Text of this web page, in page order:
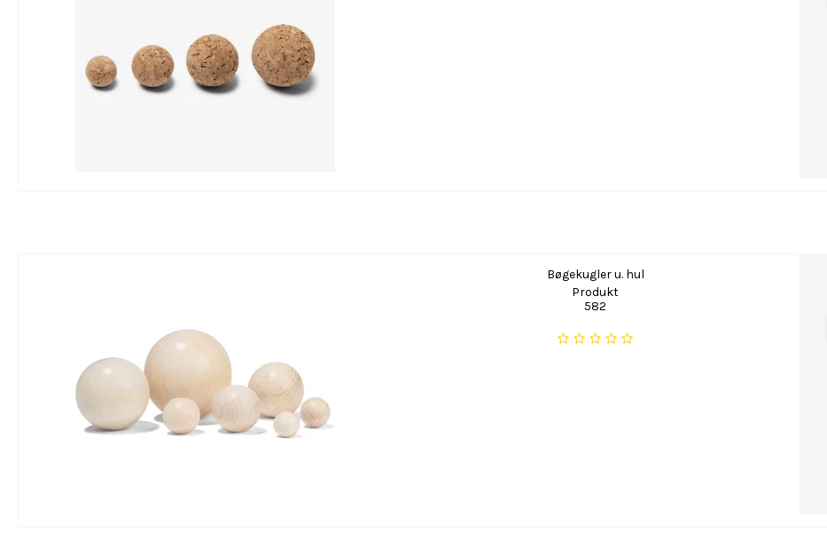
Bøgekugler u. hul
Produkt
582